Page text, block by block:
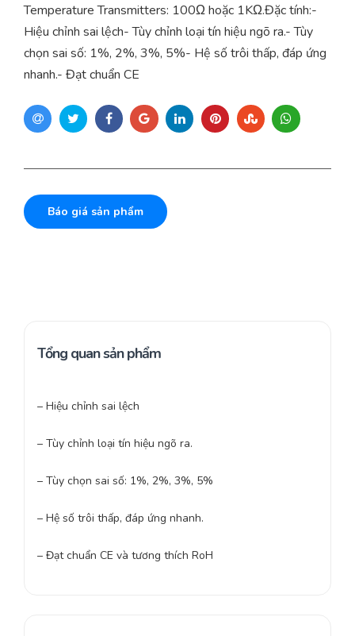
Temperature Transmitters: 100Ω hoặc 1KΩ.Đặc tính:-
Hiệu chỉnh sai lệch- Tùy chỉnh loại tín hiệu ngõ ra.- Tùy
chọn sai số: 1%, 2%, 3%, 5%- Hệ số trôi thấp, đáp ứng
nhanh.- Đạt chuẩn CE
Báo giá sản phẩm
Tổng quan sản phẩm
– Hiệu chỉnh sai lệch
– Tùy chỉnh loại tín hiệu ngõ ra.
– Tùy chọn sai số: 1%, 2%, 3%, 5%
– Hệ số trôi thấp, đáp ứng nhanh.
– Đạt chuẩn CE và tương thích RoH